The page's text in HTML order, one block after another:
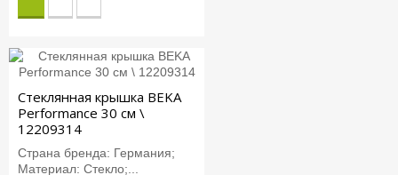
Стеклянная крышка BEKA
Performance 30 см \
12209314
Страна бренда: Германия;
Материал: Стекло;...